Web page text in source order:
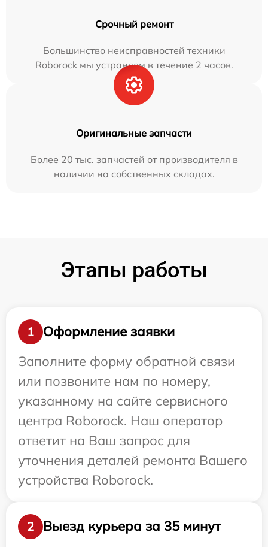
Срочный ремонт
Большинство неисправностей техники
Roborock мы устраняем в течение 2 часов.
Оригинальные запчасти
Более 20 тыс. запчастей от производителя в
наличии на собственных складах.
Этапы работы
1
Оформление заявки
Заполните форму обратной связи
или позвоните нам по номеру,
указанному на сайте сервисного
центра Roborock. Наш оператор
ответит на Ваш запрос для
уточнения деталей ремонта Вашего
устройства Roborock.
2 Выезд курьера за 35 минут